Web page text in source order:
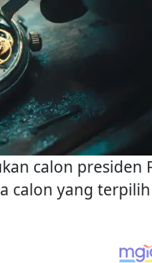
calon presiden
calon yang terpilih